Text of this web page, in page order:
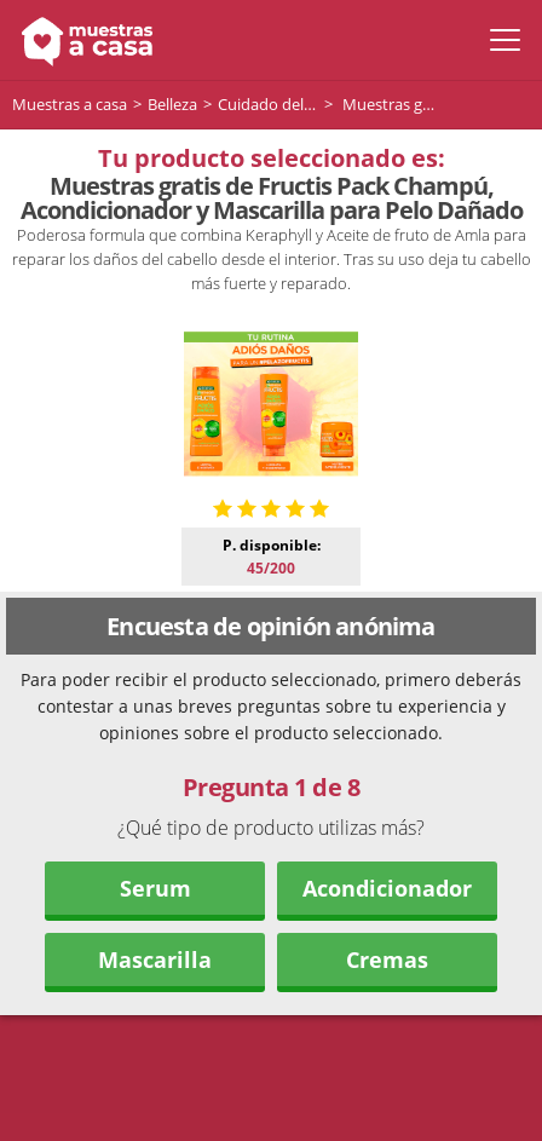
Muestras a casa Belleza Cuidado del cabello Muestras gratis de Fructis Pack Champú, Acondicionador y Mascarilla para Pelo Dañado
Tu producto seleccionado es:
Muestras gratis de Fructis Pack Champú,
Acondicionador y Mascarilla para Pelo Dañado
Poderosa formula que combina Keraphyll y Aceite de fruto de Amla para
reparar los daños del cabello desde el interior. Tras su uso deja tu cabello
más fuerte y reparado.
P. disponible:
45/200
Encuesta de opinión anónima
Para poder recibir el producto seleccionado, primero deberás
contestar a unas breves preguntas sobre tu experiencia y
opiniones sobre el producto seleccionado.
Pregunta 1 de 8
¿Qué tipo de producto utilizas más?
Serum Acondicionador
Mascarilla Cremas